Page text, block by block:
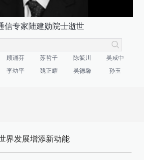
信专家陆建勋院士逝世
顾诵芬 苏哲子 陈毓川
吴咸中
李幼平 魏正耀 吴德馨 孙玉
界发展增添新动能